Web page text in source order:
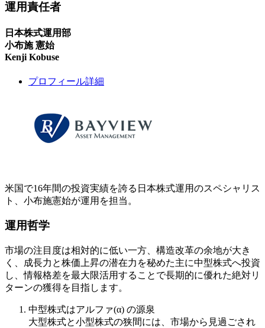
運用責任者
日本株式運用部
小布施 憲始
Kenji Kobuse
プロフィール詳細
米国で16年間の投資実績を誇る日本株式運用のスペシャリス
ト、小布施憲始が運用を担当。
運用哲学
市場の注目度は相対的に低い一方、構造改革の余地が大き
く、成長力と株価上昇の潜在力を秘めた主に中型株式へ投資
し、情報格差を最大限活用することで長期的に優れた絶対リ
ターンの獲得を目指します。
中型株式はアルファ(α) の源泉
大型株式と小型株式の狭間には、市場から見過ごされ